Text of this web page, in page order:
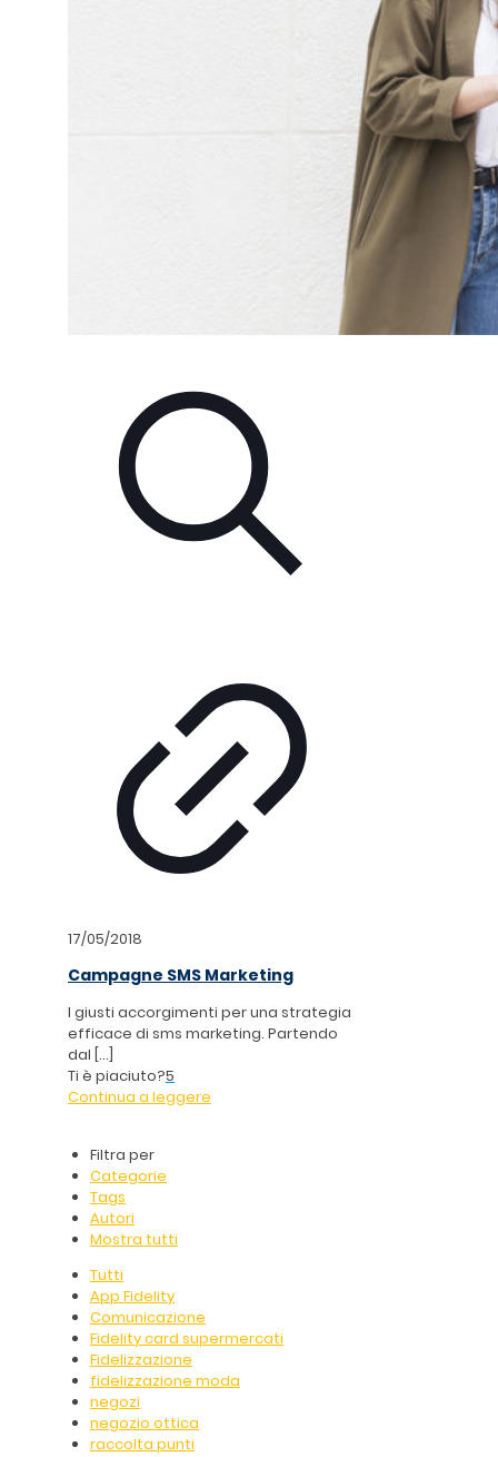
17/05/2018
Campagne SMS Marketing
I giusti accorgimenti per una strategia
efficace di sms marketing. Partendo
dal […]
Ti è piaciuto?5
Continua a leggere
Filtra per
Categorie
Tags
Autori
Mostra tutti
Tutti
App Fidelity
Comunicazione
Fidelity card supermercati
Fidelizzazione
fidelizzazione moda
negozi
negozio ottica
raccolta punti